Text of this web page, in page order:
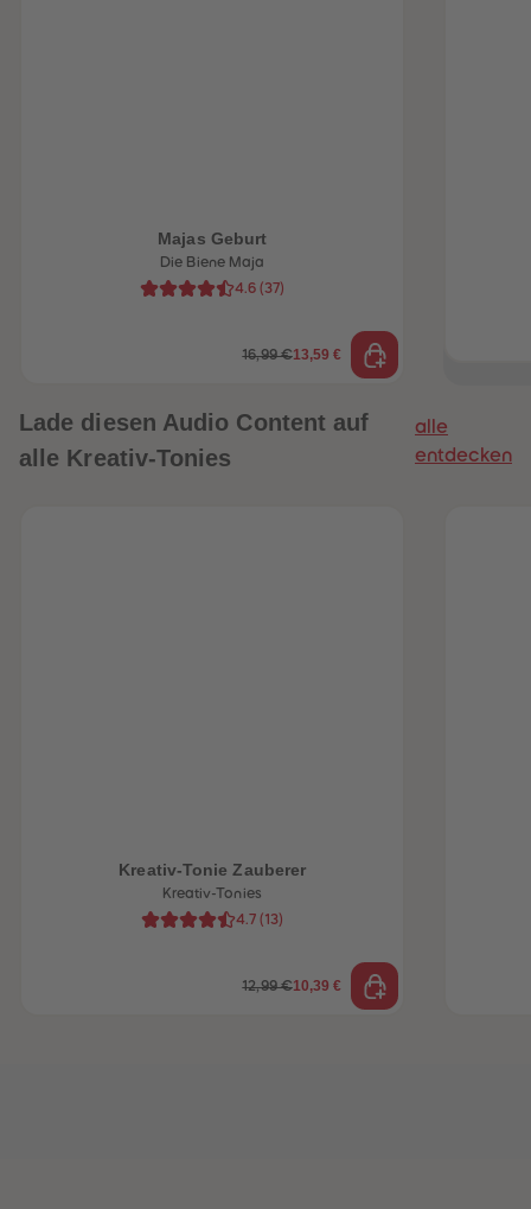
Majas Geburt
Die Biene Maja
4.6 (37)
16,99 €13,59 €
Lade diesen Audio Content auf
alle Kreativ-Tonies
alle
entdecken
Kreativ-Tonie Zauberer
Kreativ-Tonies
4.7 (13)
12,99 €10,39 €